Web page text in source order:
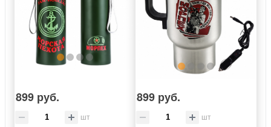
899 руб.
шт
899 руб.
шт